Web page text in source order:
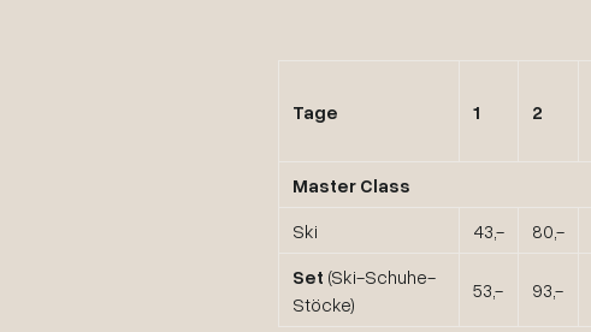
Tage 1 2
Master Class
Ski
43,- 80,-
Set (Ski-Schuhe-
Stöcke)
53,- 93,-